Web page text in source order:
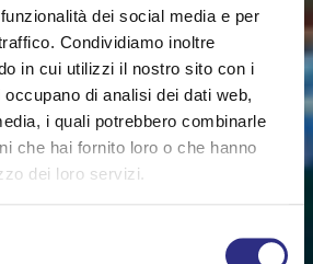
dei social media e per
Condividiamo inoltre
in cui utilizzi il nostro sito con i
di analisi dei dati web,
i quali potrebbero combinarle
che hai fornito loro o che hanno
dei loro servizi.